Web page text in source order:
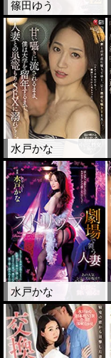
篠田ゆう
水戸かな
水戸かな